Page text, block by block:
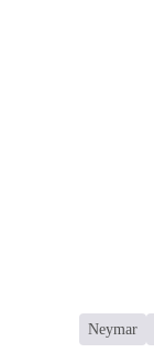
Neymar